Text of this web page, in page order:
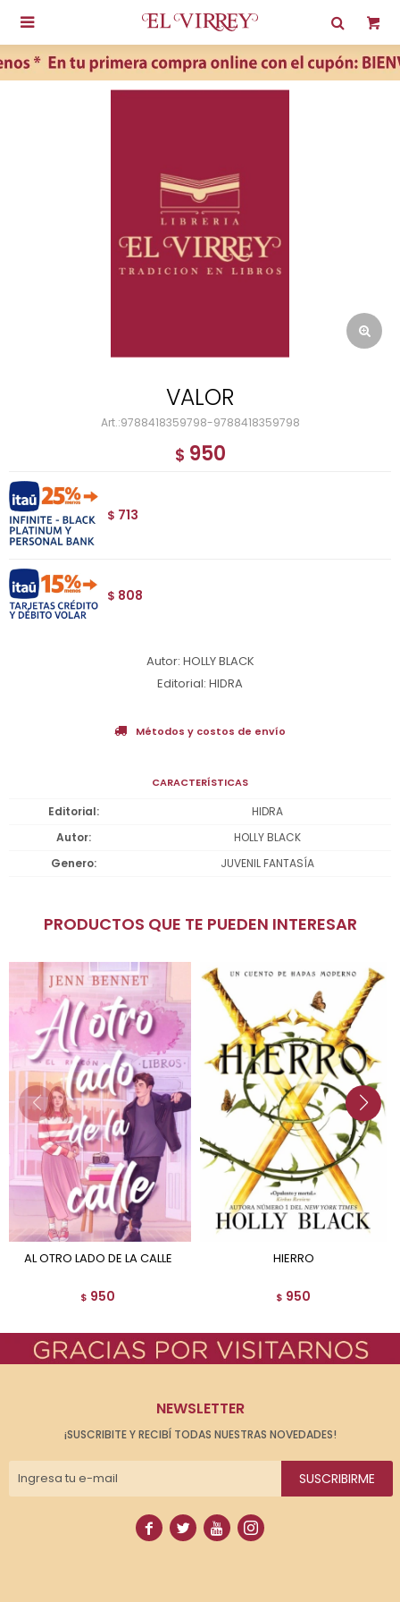

VALOR
9788418359798-9788418359798
$ 950
$ 713
$ 808
Autor: HOLLY BLACK
Editorial: HIDRA
Métodos y costos de envío
CARACTERÍSTICAS
Editorial
HIDRA
Autor
HOLLY BLACK
Genero
JUVENIL FANTASÍA
PRODUCTOS QUE TE PUEDEN INTERESAR
AL OTRO LADO DE LA CALLE
$ 950
HIERRO
$ 950
NEWSLETTER
¡SUSCRIBITE Y RECIBÍ TODAS NUESTRAS NOVEDADES!
SUSCRIBIRME
   